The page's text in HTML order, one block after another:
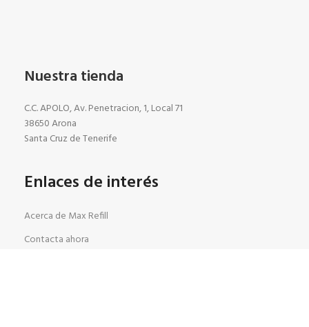
Nuestra tienda
C.C. APOLO, Av. Penetracion, 1, Local 71
38650 Arona
Santa Cruz de Tenerife
Enlaces de interés
Acerca de Max Refill
Contacta ahora